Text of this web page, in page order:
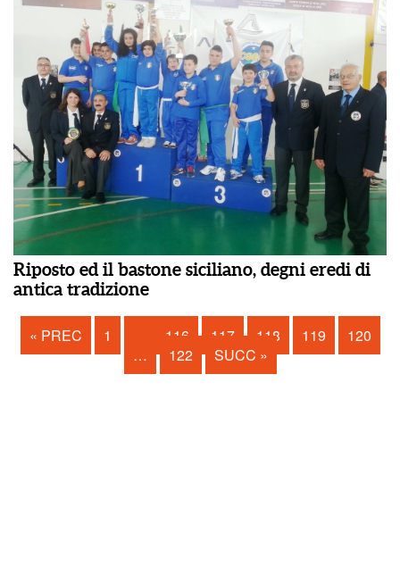
Riposto ed il bastone siciliano, degni eredi di
antica tradizione
« PREC 1 116 117 118 119
120
…
122 SUCC »